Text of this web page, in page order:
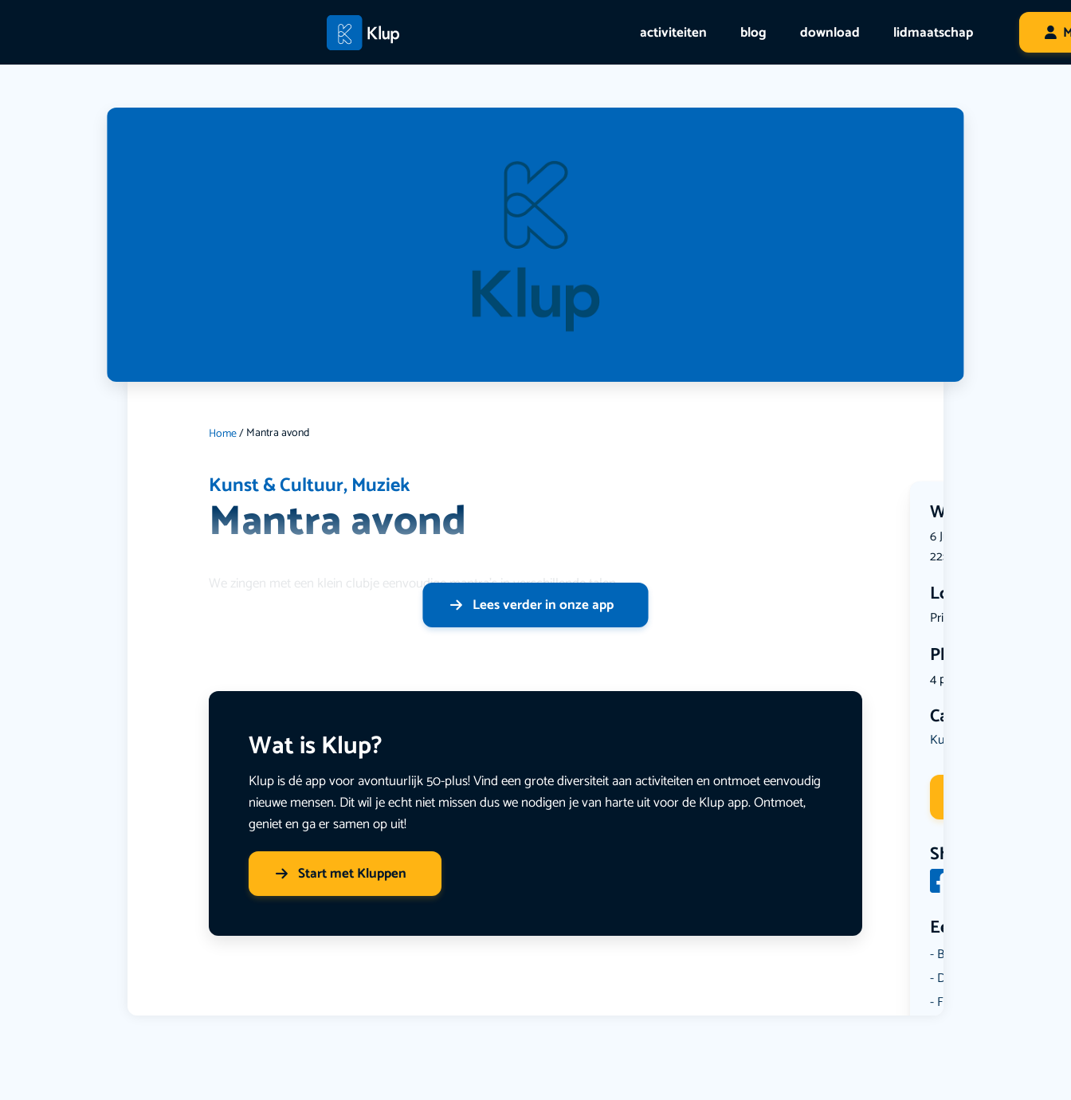
activiteiten blog download lidmaatschap
Home/Mantra avond
Kunst & Cultuur,Muziek
Mantra avond Wanneer?
6 July 2026 | 19:20 tot 6
22:00
Locatie
Prinsenbee...
Plekken
4 plekken beschikbaar
Categorie
Kunst & Cultuur
Share
Een aantal
Borrelen
Dansen
Fietsen
We zingen met een klein clubje eenvoudige mantra’s in verschillende talen.
Lees verder in onze app
Wat is Klup?
Klup is dé app voor avontuurlijk 50-plus! Vind een grote diversiteit aan activiteiten en ontmoet eenvoudig
nieuwe mensen. Dit wil je echt niet missen dus we nodigen je van harte uit voor de Klup app. Ontmoet,
geniet en ga er samen op uit!
Start met Kluppen